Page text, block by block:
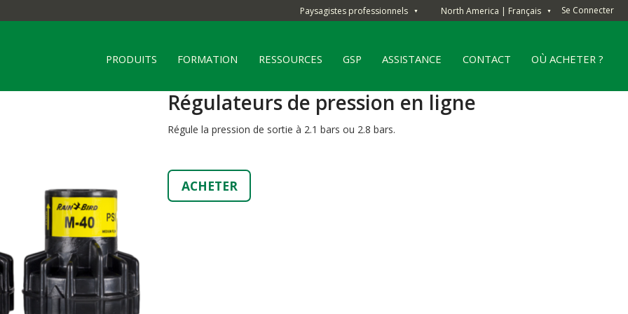
Paysagistes professionnels ▼ North America | Français ▼ Se Connecter
PRODUITS FORMATION RESSOURCES GSP ASSISTANCE CONTACT OÙ ACHETER ?
Régulateurs de pression en ligne
Régule la pression de sortie à 2.1 bars ou 2.8 bars.
ACHETER